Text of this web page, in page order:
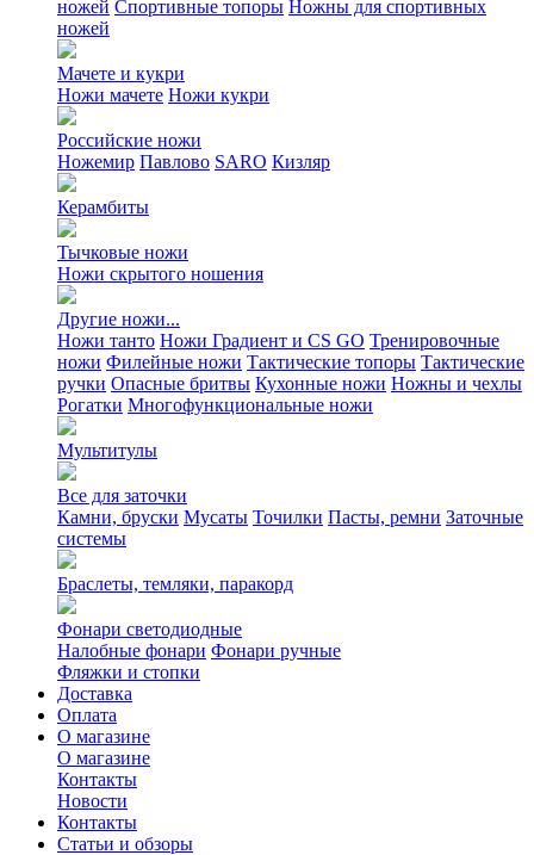
ножей Спортивные топоры Ножны для спортивных
ножей
Мачете и кукри
Ножи мачете Ножи кукри
Российские ножи
Ножемир Павлово SARO Кизляр
Керамбиты
Тычковые ножи
Ножи скрытого ношения
Другие ножи...
Ножи танто Ножи Градиент и CS GO Тренировочные
ножи Филейные ножи Тактические топоры Тактические
ручки Опасные бритвы Кухонные ножи Ножны и чехлы
Рогатки Многофункциональные ножи
Мультитулы
Все для заточки
Камни, бруски Мусаты Точилки Пасты, ремни Заточные
системы
Браслеты, темляки, паракорд
Фонари светодиодные
Налобные фонари Фонари ручные
Фляжки и стопки
Доставка
Оплата
О магазине
О магазине
Контакты
Новости
Контакты
Статьи и обзоры